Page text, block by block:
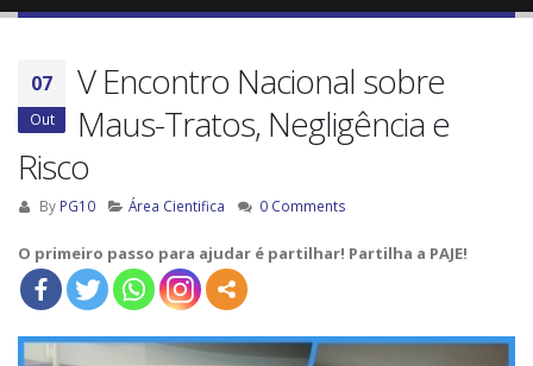
07
Out
V Encontro Nacional sobre
Maus-Tratos, Negligência e
Risco
By PG10 Área Cientifica 0 Comments
O primeiro passo para ajudar é partilhar! Partilha a PAJE!